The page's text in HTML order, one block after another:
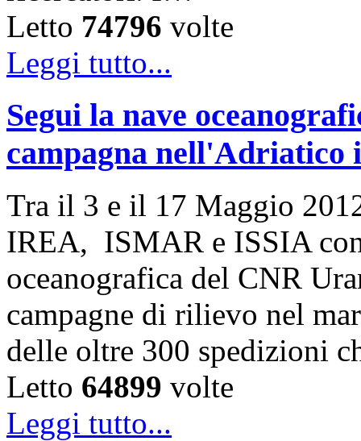
Letto 74796 volte
Leggi tutto...
Segui la nave
campagna nell'Adriatico
Tra il 3 e il 17 Maggio
IREA, ISMAR e ISSIA
oceanografica del CNR
campagne di rilievo nel
delle oltre 300 spedizioni
Letto 64899 volte
Leggi tutto...